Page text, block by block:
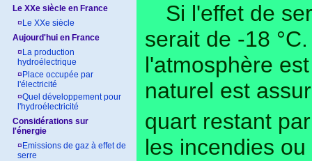
Le XXe siècle en France
¤ Le XXe siècle
Aujourd'hui en France
¤ La production
hydroélectrique
¤ Place occupée par
l'électricité
¤Quel développement pour
l'hydroélectricité
Considérations sur
l'énergie
¤ Emissions de gaz à effet de
serre
Si l'effet de
serait de -18
l'atmosphère
naturel est
quart restant
les incendies